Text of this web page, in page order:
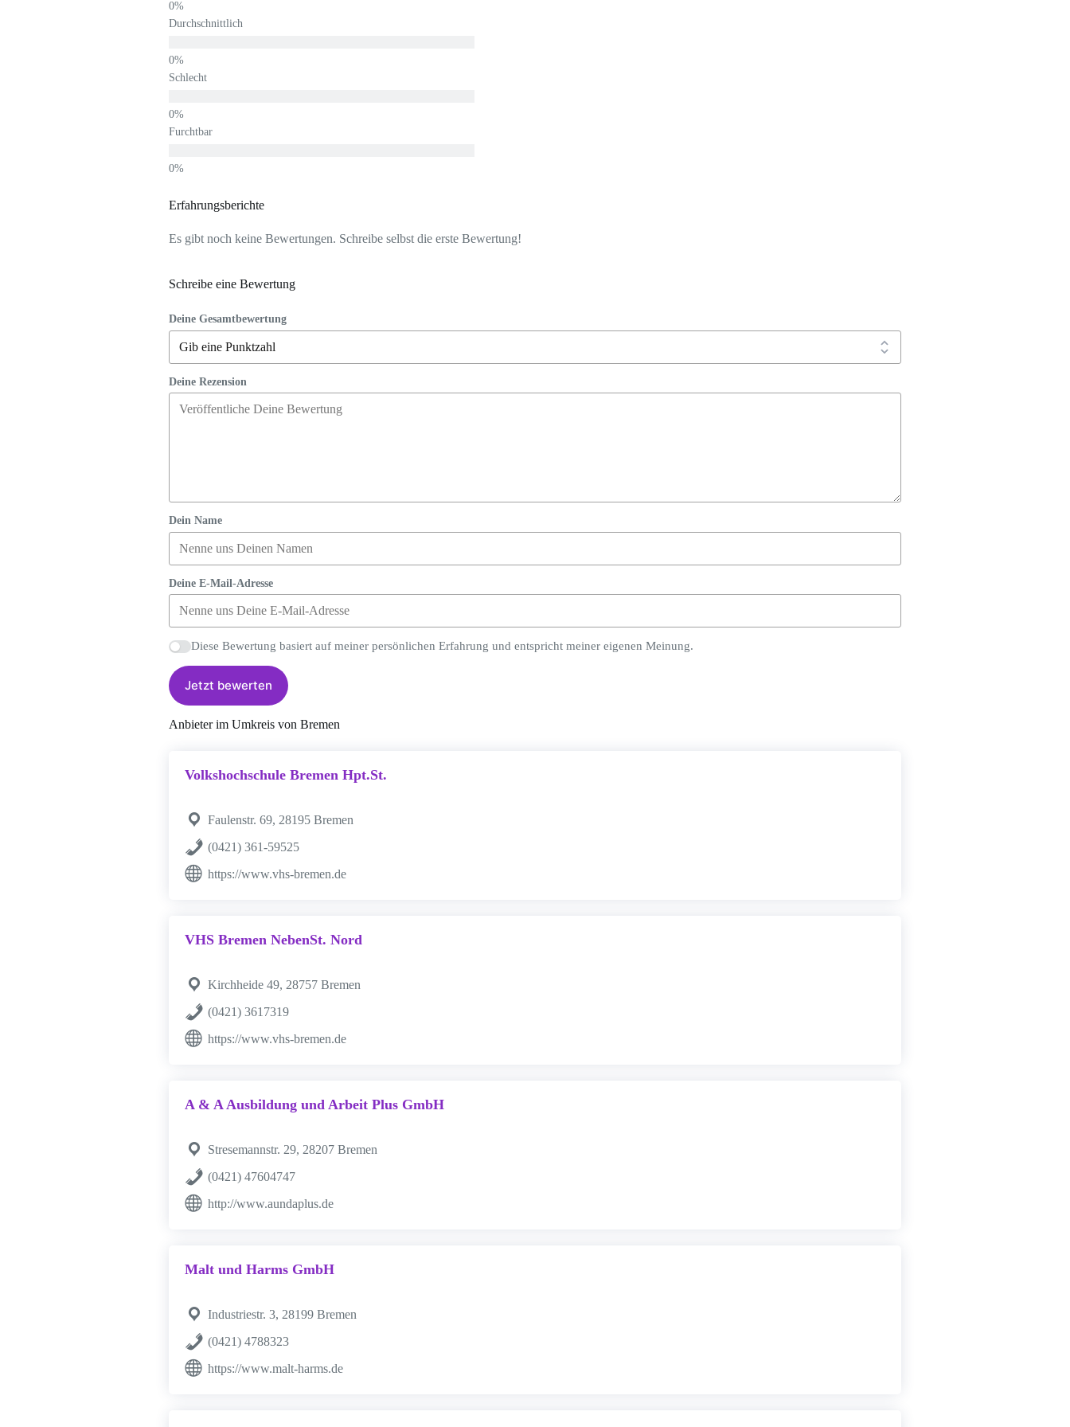
Durchschnittlich
Schlecht
Furchtbar
Erfahrungsberichte
Es gibt noch keine Bewertungen. Schreibe selbst die erste Bewertung!
Schreibe eine Bewertung
Deine Gesamtbewertung
Deine Rezension
Dein Name
Deine E-Mail-Adresse
Diese Bewertung basiert auf meiner persönlichen Erfahrung und entspricht meiner eigenen Meinung.
Jetzt bewerten
Anbieter im Umkreis von Bremen
Volkshochschule Bremen Hpt.St.
Faulenstr. 69, 28195 Bremen
(0421) 361-59525
https://www.vhs-bremen.de
VHS Bremen NebenSt. Nord
Kirchheide 49, 28757 Bremen
(0421) 3617319
https://www.vhs-bremen.de
A & A Ausbildung und Arbeit Plus GmbH
Stresemannstr. 29, 28207 Bremen
(0421) 47604747
http://www.aundaplus.de
Malt und Harms GmbH
Industriestr. 3, 28199 Bremen
(0421) 4788323
https://www.malt-harms.de